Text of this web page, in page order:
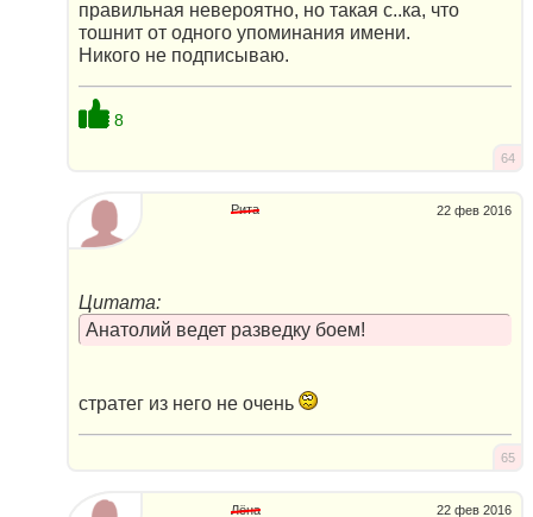
правильная невероятно, но такая с..ка, что
тошнит от одного упоминания имени.
Никого не подписываю.
8
64
22 фев 2016
Рита
Цитата:
Анатолий ведет разведку боем!
стратег из него не очень
65
22 фев 2016
Лёна